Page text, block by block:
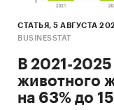
Также в
поставок:
- Рейтинг
и зарубежных
СТАТЬЯ, 5 АВГУСТА
BUSINESSTAT
В 2021-
животного
на 63% до